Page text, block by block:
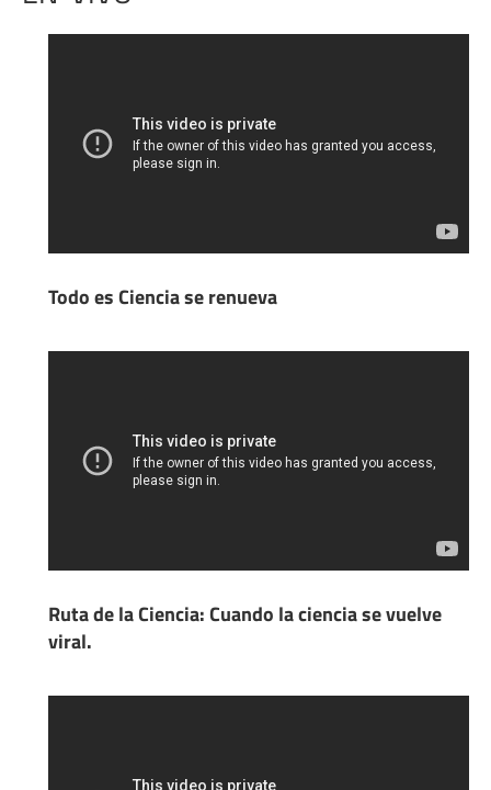
Todo es Ciencia se renueva
Ruta de la Ciencia: Cuando la ciencia se vuelve
viral.